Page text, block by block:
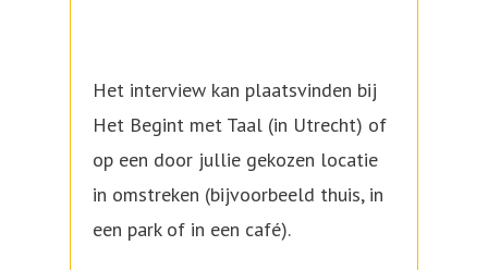
Het interview kan plaatsvinden bij
Het Begint met Taal (in Utrecht) of
op een door jullie gekozen locatie
in omstreken (bijvoorbeeld thuis, in
een park of in een café).